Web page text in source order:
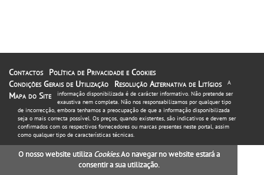
Contactos
Política de Privacidade e Cookies
Condições Gerais de Utilização
Resolução Alternativa de Litígios
Mapa do Site
A
informação disponibilizada é de carácter informativo. Não pretende ser
exaustiva nem completa. Não nos responsabilizamos por qualquer tipo
de incorrecção, embora tenhamos a preocupação de que a informação disponibilizada
seja o mais correcta possível. Os preços, quando existentes, são indicativos e devem ser
confirmados com os respectivos fornecedores ou marcas presentes neste portal, assim
como qualquer tipo de características técnicas.
O nosso website utiliza Cookies. Ao navegar no website estará a
consentir a sua utilização.